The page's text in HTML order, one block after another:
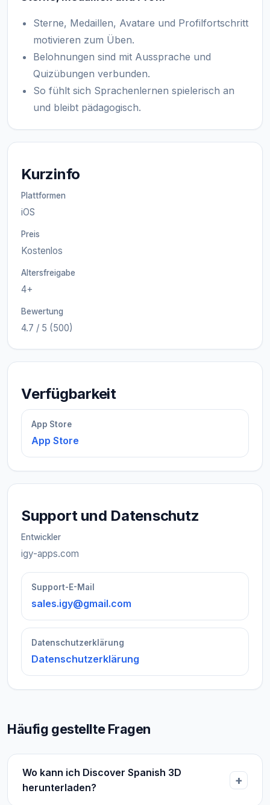
Sterne, Medaillen, Avatare und Profilfortschritt
motivieren zum Üben.
Belohnungen sind mit Aussprache und
Quizübungen verbunden.
So fühlt sich Sprachenlernen spielerisch an
und bleibt pädagogisch.
Kurzinfo
Plattformen
iOS
Preis
Kostenlos
Altersfreigabe
4+
Bewertung
4.7 / 5 (500)
Verfügbarkeit
App Store
App Store
Support und Datenschutz
Entwickler
igy-apps.com
Support-E-Mail
sales.igy@gmail.com
Datenschutzerklärung
Datenschutzerklärung
Häufig gestellte Fragen
Wo kann ich Discover Spanish 3D
herunterladen?